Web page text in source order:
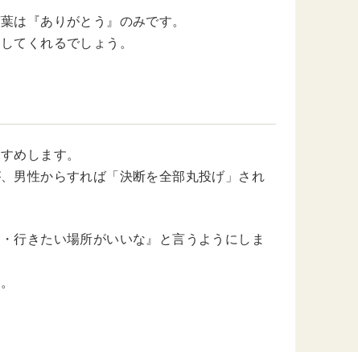
は『ありがとう』のみです。
てくれるでしょう。
めします。
男性からすれば「決断を全部丸投げ」され
行きたい場所がいいな』と言うようにしま